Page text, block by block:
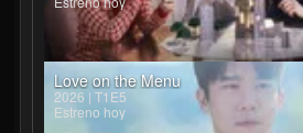
Love on the Menu
2026 | T1E5
Estreno hoy